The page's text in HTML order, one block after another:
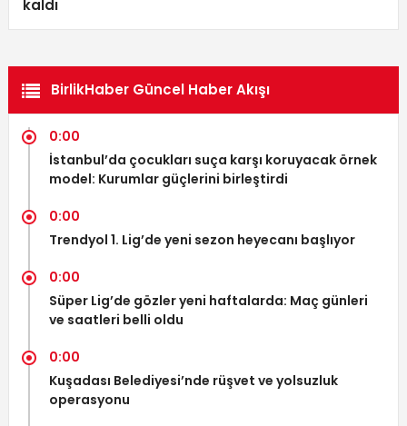
kaldı
BirlikHaber Güncel Haber Akışı
0:00
İstanbul’da çocukları suça karşı koruyacak örnek
model: Kurumlar güçlerini birleştirdi
0:00
Trendyol 1. Lig’de yeni sezon heyecanı başlıyor
0:00
Süper Lig’de gözler yeni haftalarda: Maç günleri
ve saatleri belli oldu
0:00
Kuşadası Belediyesi’nde rüşvet ve yolsuzluk
operasyonu